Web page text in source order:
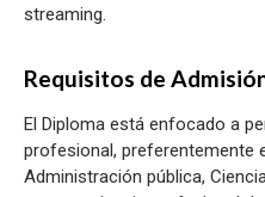
streaming.
Requisitos de
El Diploma está enfocado a
profesional, preferentemente
Administración pública,